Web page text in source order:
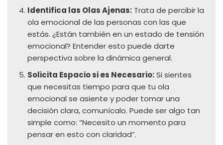
Identifica las Olas Ajenas: Trata de percibir la
ola emocional de las personas con las que
estás. ¿Están también en un estado de tensión
emocional? Entender esto puede darte
perspectiva sobre la dinámica general.
Solicita Espacio si es Necesario:Si sientes
que necesitas tiempo para que tu ola
emocional se asiente y poder tomar una
decisión clara, comunícalo. Puede ser algo tan
simple como: “Necesito un momento para
pensar en esto con claridad”.